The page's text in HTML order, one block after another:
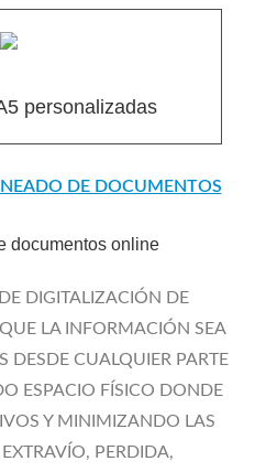
personalizadas
DE DOCUMENTOS
DIGITALIZACIÓN DE
LA INFORMACIÓN SEA
DESDE CUALQUIER PARTE
ESPACIO FÍSICO DONDE
Y MINIMIZANDO LAS
PERDIDA,